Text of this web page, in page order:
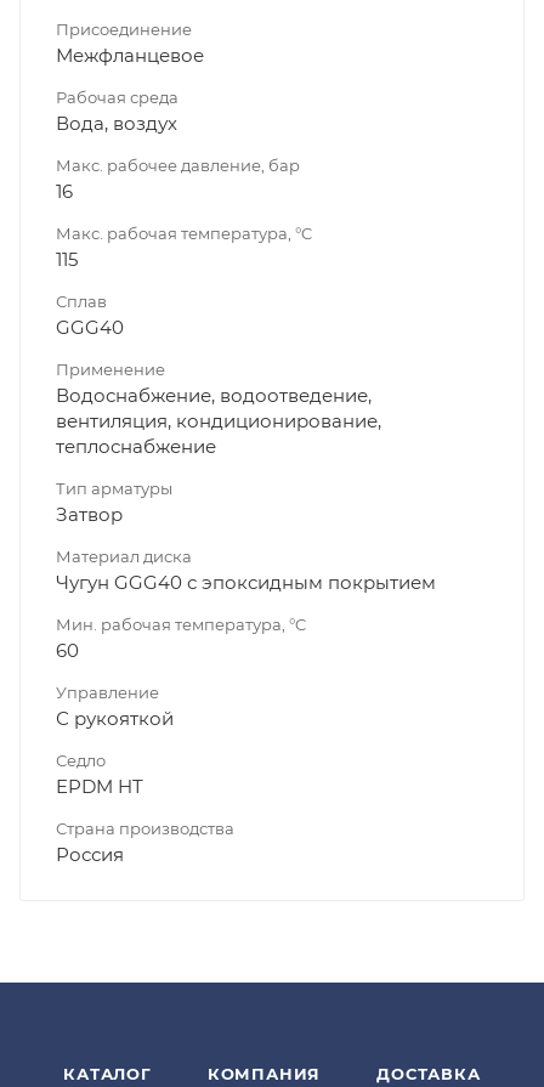
Присоединение
Межфланцевое
Рабочая среда
Вода, воздух
Макс. рабочее давление, бар
16
Макс. рабочая температура, °C
115
Сплав
GGG40
Применение
Водоснабжение, водоотведение,
вентиляция, кондиционирование,
теплоснабжение
Тип арматуры
Затвор
Материал диска
Чугун GGG40 с эпоксидным покрытием
Мин. рабочая температура, °C
60
Управление
С рукояткой
Седло
EPDM HT
Страна производства
Россия
КАТАЛОГ КОМПАНИЯ ДОСТАВКА